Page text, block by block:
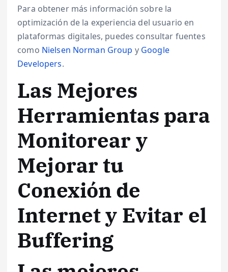
Para obtener más información sobre la
optimización de la experiencia del usuario en
plataformas digitales, puedes consultar fuentes
como Nielsen Norman Group y Google
Developers.
Las Mejores
Herramientas para
Monitorear y
Mejorar tu
Conexión de
Internet y Evitar el
Buffering